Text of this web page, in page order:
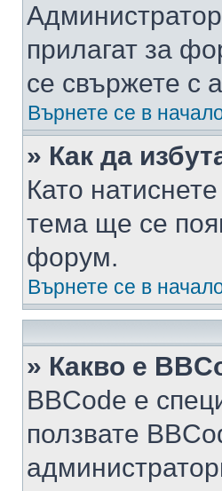
прилагат за
се свържете с
Върнете се в
» Как да
Като
тема ще се
форум.
Върнете се в
» Какво е
BBCode е
ползвате